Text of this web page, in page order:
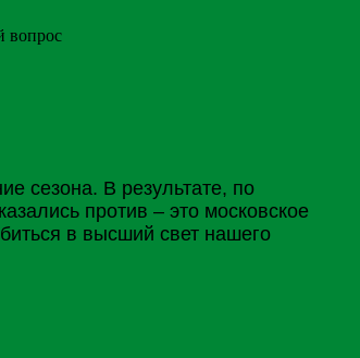
сезона. В результате, по
против – это московское
в высший свет нашего